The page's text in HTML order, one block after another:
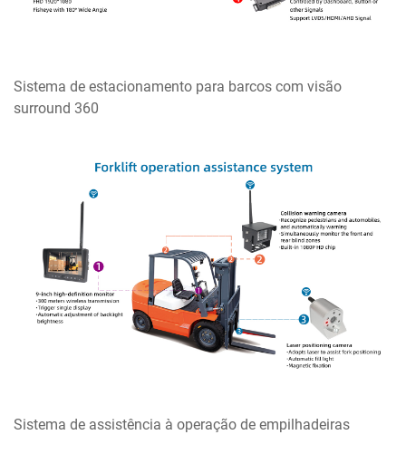
Sistema de estacionamento para barcos com visão
surround 360
Sistema de assistência à operação de empilhadeiras